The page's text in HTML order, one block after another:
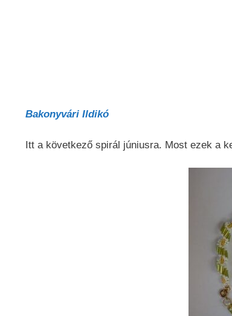
Bakonyvári Ildikó
Itt a következő spirál júniusra. Most ezek a